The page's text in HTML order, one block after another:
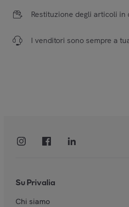
Restituzione degli articoli in
I venditori sono sempre a
Su Privalia
Chi siamo